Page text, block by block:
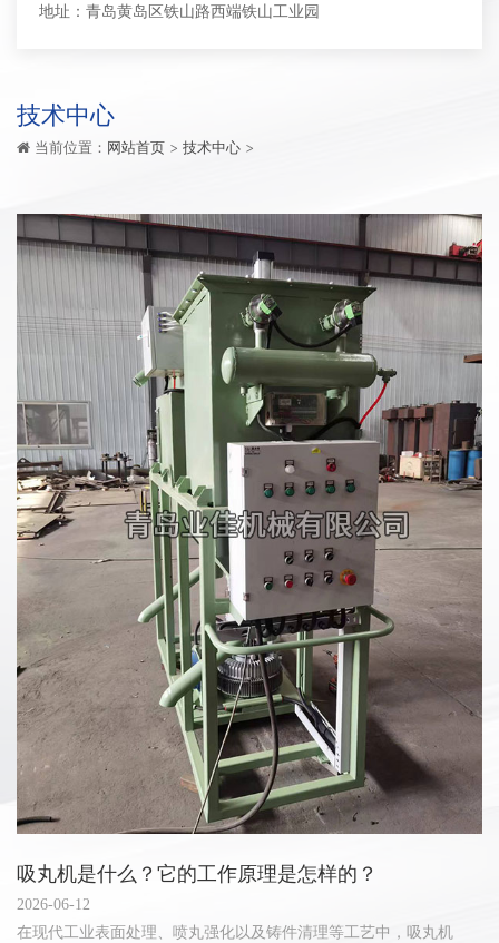
地址：青岛黄岛区铁山路西端铁山工业园
技术中心
当前位置： 网站首页 > 技术中心 >
吸丸机是什么？它的工作原理是怎样的？
2026-06-12
在现代工业表面处理、喷丸强化以及铸件清理等工艺中，吸丸机